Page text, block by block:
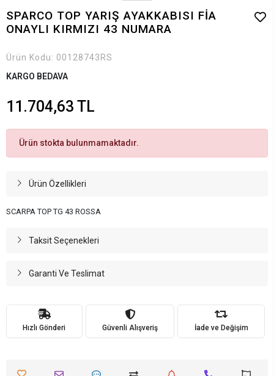
SPARCO TOP YARIŞ AYAKKABISI FİA
ONAYLI KIRMIZI 43 NUMARA
Ürün Kodu: 00128743RS
KARGO BEDAVA
11.704,63 TL
Ürün stokta bulunmamaktadır.
Ürün Özellikleri
SCARPA TOP TG 43 ROSSA
Taksit Seçenekleri
Garanti Ve Teslimat
Hızlı Gönderi Güvenli Alışveriş İade ve Değişim